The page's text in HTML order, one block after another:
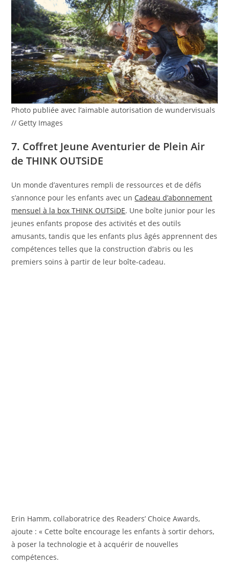
Photo publiée avec l’aimable autorisation de wundervisuals
// Getty Images
7. Coffret Jeune Aventurier de Plein Air
de THINK OUTSiDE
Un monde d’aventures rempli de ressources et de défis
s’annonce pour les enfants avec un Cadeau d’abonnement
mensuel à la box THINK OUTSiDE. Une boîte junior pour les
jeunes enfants propose des activités et des outils
amusants, tandis que les enfants plus âgés apprennent des
compétences telles que la construction d’abris ou les
premiers soins à partir de leur boîte-cadeau.
Erin Hamm, collaboratrice des Readers’ Choice Awards,
ajoute : « Cette boîte encourage les enfants à sortir dehors,
à poser la technologie et à acquérir de nouvelles
compétences.